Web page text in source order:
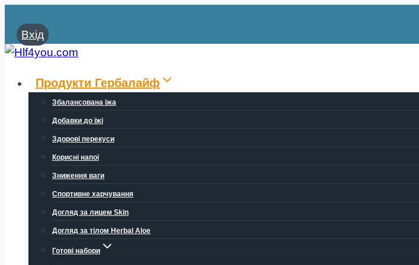
до
вмісту
Вхід
Продукти Гербалайф
Збалансована їжа
Добавки до їжі
Здорові перекуси
Корисні напої
Зниження ваги
Спортивне харчування
Догляд за лицем Skin
Догляд за тілом Herbal Aloe
Готові набори